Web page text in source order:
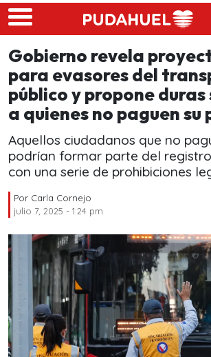
Skip to main content
Gobierno revela
para evasores del
público y propone
a quienes no paguen su
Aquellos ciudadanos que no
podrían formar parte del
con una serie de prohibiciones
Por Carla Cornejo
julio 7, 2025 - 1:24 pm